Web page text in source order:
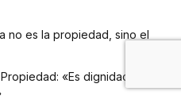
no es la propiedad, sino el
«Es dignidad,